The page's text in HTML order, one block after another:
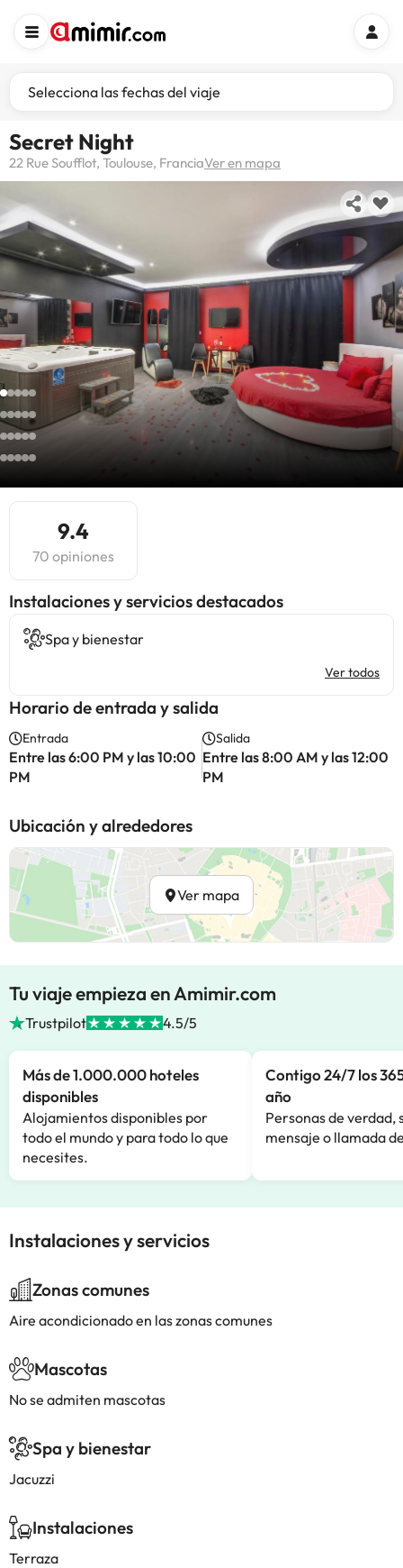
Selecciona las fechas del viaje
Secret Night
22 Rue Soufflot, Toulouse, FranciaVer en mapa
9.4
70 opiniones
Instalaciones y servicios destacados
Spa y bienestar
Ver todos
Horario de entrada y salida
Entrada
Entre las 6:00 PM y las 10:00
PM
Salida
Entre las 8:00 AM y las 12:00
PM
Ubicación y alrededores
Ver mapa
Tu viaje empieza en Amimir.com
Trustpilot 4.5/5
Más de 1.000.000 hoteles
disponibles
Alojamientos disponibles por
todo el mundo y para todo lo que
necesites.
Contigo 24/7 los
año
Personas de verdad,
mensaje o llamada
Instalaciones y servicios
Zonas comunes
Aire acondicionado en las zonas comunes
Mascotas
No se admiten mascotas
Spa y bienestar
Jacuzzi
Instalaciones
Terraza